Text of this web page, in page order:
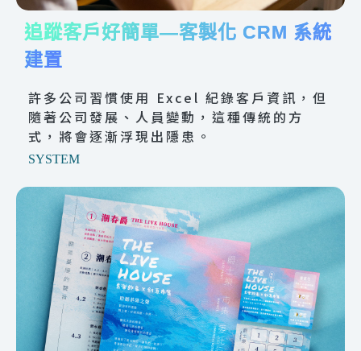
追蹤客戶好簡單—客製化 CRM 系統
建置
許多公司習慣使用 Excel 紀錄客戶資訊，但
隨著公司發展、人員變動，這種傳統的方
式，將會逐漸浮現出隱患。
SYSTEM